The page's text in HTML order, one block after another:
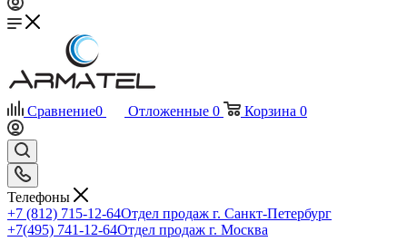
Сравнение0 Отложенные 0 Корзина 0
Телефоны
+7 (812) 715-12-64Отдел продаж г. Санкт-Петербург
+7(495) 741-12-64Отдел продаж г. Москва